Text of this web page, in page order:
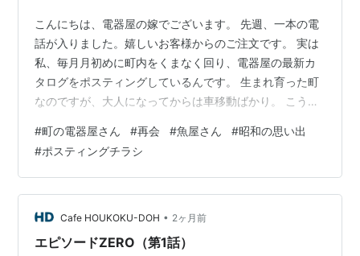
こんにちは、電器屋の嫁でございます。 先週、一本の電
話が入りました。嬉しいお客様からのご注文です。 実は
私、毎月月初めに町内をくまなく回り、電器屋の最新カ
タログをポスティングしているんです。 生まれ育った町
なのですが、大人になってからは車移動ばかり。 こうや
るとこれがなかなか楽しいものなんです。 今月も帽子を
かぶり、日焼け対策をバッチリしてご近所さんにお配り
していると、久しぶりにお顔を見る方や、話しかけてく
ださる方も。 中には 「うちに持ってきといたら配っとい
たるで！」 なんて言ってくれる方もいて、冗談でも本当
に嬉しいものです。 そんなふうにお…
#町の電器屋さん #再会 #魚屋さん #昭和の思い出
#ポスティングチラシ
Cafe HOUKOKU-DOH • 2ヶ月前
エピソードZERO（第1話）